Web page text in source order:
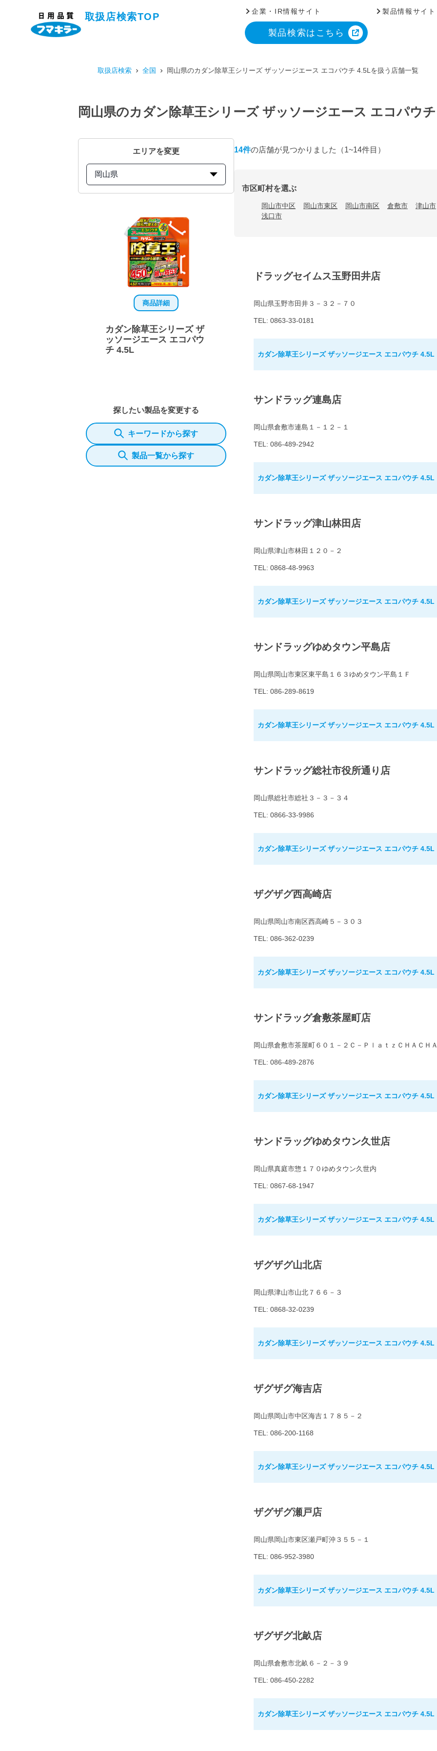
取扱店検索TOP
企業・IR情報サイト 製品情報サイト
製品検索はこちら
取扱店検索 全国 岡山県のカダン除草王シリーズ ザッソージエース エコパウチ 4.5Lを扱う店舗一覧
岡山県のカダン除草王シリーズ ザッソージエース エコパウ
エリアを変更
岡山県
商品詳細
カダン除草王シリーズ ザ
ッソージエース エコパウ
チ 4.5L
探したい製品を変更する
キーワードから探す
製品一覧から探す
14件の店舗が見つかりました （1~14件目）
市区町村を選ぶ
岡山市中区 岡山市東区 岡山市南区 倉敷市
津山市
浅口市
ドラッグセイムス玉野田井店
岡山県玉野市田井３－３２－７０
TEL: 0863-33-0181
カダン除草王シリーズ ザッソージエース エコパウチ 4.5L
サンドラッグ連島店
岡山県倉敷市連島１－１２－１
TEL: 086-489-2942
カダン除草王シリーズ ザッソージエース エコパウチ 4.5L
サンドラッグ津山林田店
岡山県津山市林田１２０－２
TEL: 0868-48-9963
カダン除草王シリーズ ザッソージエース エコパウチ 4.5L
サンドラッグゆめタウン平島店
岡山県岡山市東区東平島１６３ゆめタウン平島１Ｆ
TEL: 086-289-8619
カダン除草王シリーズ ザッソージエース エコパウチ 4.5L
サンドラッグ総社市役所通り店
岡山県総社市総社３－３－３４
TEL: 0866-33-9986
カダン除草王シリーズ ザッソージエース エコパウチ 4.5L
ザグザグ西高崎店
岡山県岡山市南区西高崎５－３０３
TEL: 086-362-0239
カダン除草王シリーズ ザッソージエース エコパウチ 4.5L
サンドラッグ倉敷茶屋町店
岡山県倉敷市茶屋町６０１－２Ｃ－ＰｌａｔｚＣＨＡＣＨ
TEL: 086-489-2876
カダン除草王シリーズ ザッソージエース エコパウチ 4.5L
サンドラッグゆめタウン久世店
岡山県真庭市惣１７０ゆめタウン久世内
TEL: 0867-68-1947
カダン除草王シリーズ ザッソージエース エコパウチ 4.5L
ザグザグ山北店
岡山県津山市山北７６６－３
TEL: 0868-32-0239
カダン除草王シリーズ ザッソージエース エコパウチ 4.5L
ザグザグ海吉店
岡山県岡山市中区海吉１７８５－２
TEL: 086-200-1168
カダン除草王シリーズ ザッソージエース エコパウチ 4.5L
ザグザグ瀬戸店
岡山県岡山市東区瀬戸町沖３５５－１
TEL: 086-952-3980
カダン除草王シリーズ ザッソージエース エコパウチ 4.5L
ザグザグ北畝店
岡山県倉敷市北畝６－２－３９
TEL: 086-450-2282
カダン除草王シリーズ ザッソージエース エコパウチ 4.5L